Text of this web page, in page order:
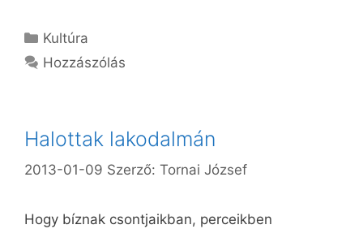
Kategória
Kultúra
Hozzászólás
Halottak lakodalmán
2013-01-09 Szerző: Tornai József
Hogy bíznak csontjaikban, perceikben